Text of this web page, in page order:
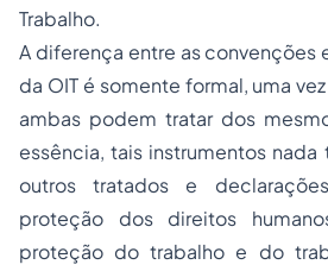
Trabalho.
A diferença entre as convenções
da OIT é somente formal, uma
ambas podem tratar dos
essência, tais instrumentos
outros tratados e
proteção dos direitos
proteção do trabalho e do